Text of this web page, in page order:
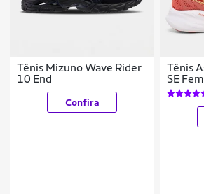
Tênis Mizuno Wave Rider
10 End
Confira
Tênis
SE